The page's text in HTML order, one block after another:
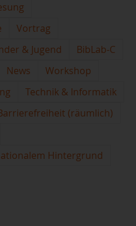
Vortrag
& Jugend
BibLab-C
News
Workshop
Technik & Informatik
(räumlich)
Hintergrund